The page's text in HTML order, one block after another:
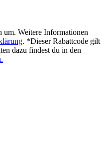
um. Weitere Informationen
. *Dieser Rabattcode gilt
dazu findest du in den